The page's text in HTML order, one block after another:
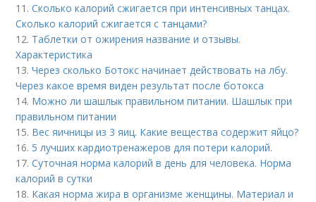
11.Сколько калорий сжигается при интенсивных танцах.
Сколько калорий сжигается с танцами?
12. Таблетки от ожирения название и отзывы.
Характеристика
13.Через сколько Ботокс начинает действовать на лбу.
Через какое время виден результат после ботокса
14. Можно ли шашлык правильном питании. Шашлык при
правильном питании
15. Вес яичницы из 3 яиц. Какие вещества содержит яйцо?
16. 5 лучших кардиотренажеров для потери калорий.
17.Суточная норма калорий в день для человека. Норма
калорий в сутки
18. Какая норма жира в организме женщины. Материал и